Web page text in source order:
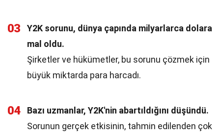
03
Y2K sorunu, dünya çapında milyarlarca dolara
mal oldu.
Şirketler ve hükümetler, bu sorunu çözmek için
büyük miktarda para harcadı.
04
Bazı uzmanlar, Y2K'nin abartıldığını düşündü.
Sorunun gerçek etkisinin, tahmin edilenden çok